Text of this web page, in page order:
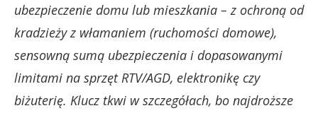
ubezpieczenie domu lub mieszkania – z ochroną od
kradzieży z włamaniem (ruchomości domowe),
sensowną sumą ubezpieczenia i dopasowanymi
limitami na sprzęt RTV/AGD, elektronikę czy
biżuterię. Klucz tkwi w szczegółach, bo najdroższe